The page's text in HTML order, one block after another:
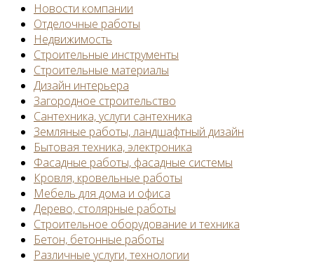
Новости компании
Отделочные работы
Недвижимость
Строительные инструменты
Строительные материалы
Дизайн интерьера
Загородное строительство
Сантехника, услуги сантехника
Земляные работы, ландшафтный дизайн
Бытовая техника, электроника
Фасадные работы, фасадные системы
Кровля, кровельные работы
Мебель для дома и офиса
Дерево, столярные работы
Строительное оборудование и техника
Бетон, бетонные работы
Различные услуги, технологии